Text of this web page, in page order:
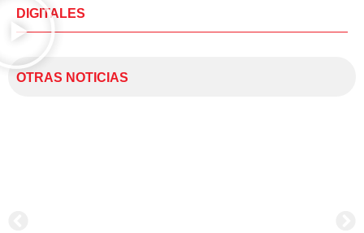
DIGITALES
OTRAS NOTICIAS